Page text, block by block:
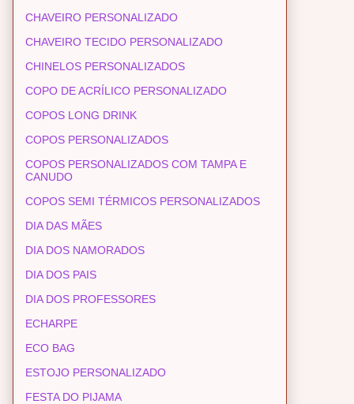
CHAVEIRO PERSONALIZADO
CHAVEIRO TECIDO PERSONALIZADO
CHINELOS PERSONALIZADOS
COPO DE ACRÍLICO PERSONALIZADO
COPOS LONG DRINK
COPOS PERSONALIZADOS
COPOS PERSONALIZADOS COM TAMPA E
CANUDO
COPOS SEMI TÉRMICOS PERSONALIZADOS
DIA DAS MÃES
DIA DOS NAMORADOS
DIA DOS PAIS
DIA DOS PROFESSORES
ECHARPE
ECO BAG
ESTOJO PERSONALIZADO
FESTA DO PIJAMA